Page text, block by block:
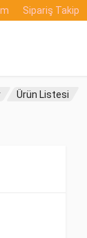
Sipariş Takip
Ürün Listesi